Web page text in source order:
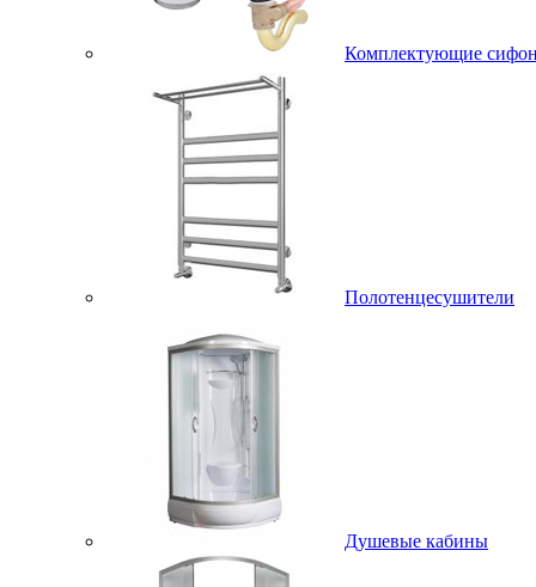
Комплектующие
Полотенцесушители
Душевые кабины